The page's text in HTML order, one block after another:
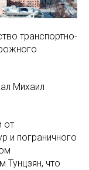
транспортно-
Михаил
от
и пограничного
Тунцзян, что